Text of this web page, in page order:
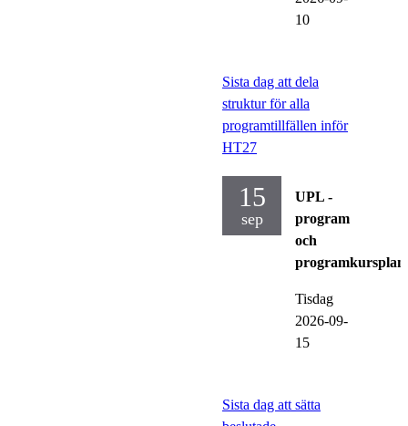
10
Sista dag att dela
struktur för alla
programtillfällen inför
HT27
15
sep
UPL -
program
och
Tisdag
2026-09-
15
Sista dag att sätta